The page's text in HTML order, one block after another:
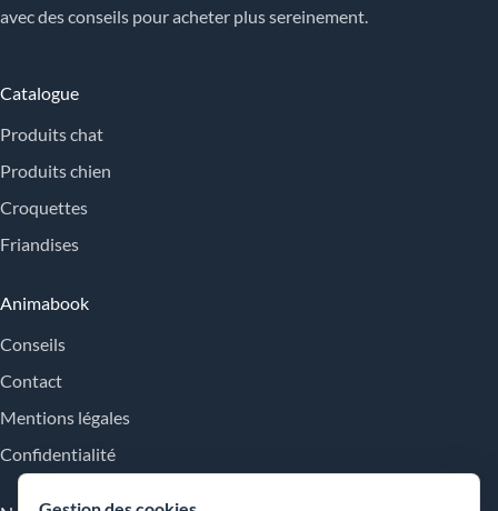
avec des conseils pour acheter plus sereinement.
Catalogue
Produits chat
Produits chien
Croquettes
Friandises
Animabook
Conseils
Contact
Mentions légales
Confidentialité